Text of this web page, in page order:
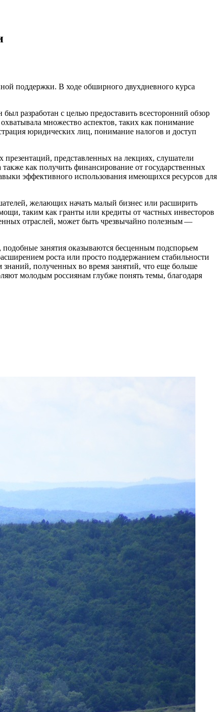
поддержки. В ходе обширного двухдневного курса
разработан с целью предоставить всесторонний обзор
множество аспектов, таких как понимание
юридических лиц, понимание налогов и доступ
представленных на лекциях, слушатели
как получить финансирование от государственных
эффективного использования имеющихся ресурсов для
желающих начать малый бизнес или расширить
таким как гранты или кредиты от частных инвесторов
отраслей, может быть чрезвычайно полезным —
занятия оказываются бесценным подспорьем
роста или просто поддержанием стабильности
полученных во время занятий, что еще больше
молодым россиянам глубже понять темы, благодаря